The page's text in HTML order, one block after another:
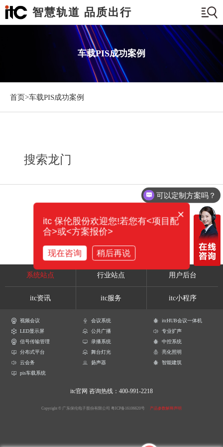
智慧轨道 品质出行
车载PIS成功案例
首页>车载PIS成功案例
搜索龙门
系统站点 行业站点 用户后台
itc资讯 itc服务 itc小程序
视频会议 会议系统
itcHUB会议一体机
LED显示屏
公共广播
专业扩声
信号传输管理
录播系统
中控系统
分布式平台
舞台灯光
亮化照明
云会务
扬声器
智能建筑
pis车载系统
itc官网 咨询热线：400-991-2218
Copyright © 广东保伦电子股份有限公司 粤ICP备16106620号 产品参数解释声明
可以定制方案吗？
×
itc 保伦股份欢迎您!若您有<项目配
合>或<方案报价>
现在咨询 稍后再说